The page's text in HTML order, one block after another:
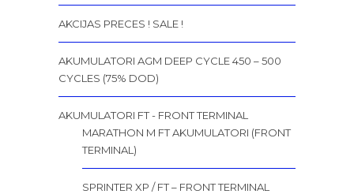
AKCIJAS PRECES ! SALE !
AKUMULATORI AGM DEEP CYCLE 450 – 500
CYCLES (75% DOD)
AKUMULATORI FT - FRONT TERMINAL
MARATHON M FT AKUMULATORI (FRONT
TERMINAL)
SPRINTER XP / FT – FRONT TERMINAL